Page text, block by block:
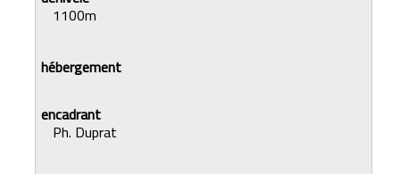
1100m
Ph. Duprat